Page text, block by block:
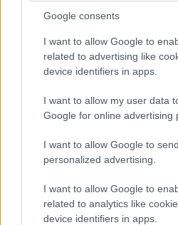
Google consents
I want to allow Google to
related to advertising like
device identifiers in apps.
I want to allow my user data
Google for online advertising
I want to allow Google to
personalized advertising.
I want to allow Google to
related to analytics like
device identifiers in apps.
Señales de agotamiento
¿Te sientes cansado sin